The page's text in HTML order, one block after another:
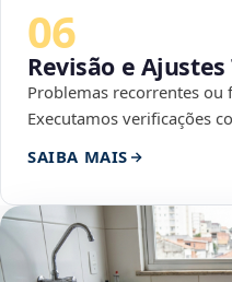
06
Revisão e Ajustes
Problemas recorrentes
Executamos verificações
SAIBA MAIS